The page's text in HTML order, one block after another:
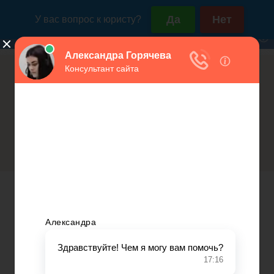
Заявление о переходе на систему
+7(800)350-23-69 доб.603 +7(499)577-00-25 доб.603